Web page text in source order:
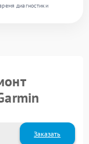
диагностики
Заказать